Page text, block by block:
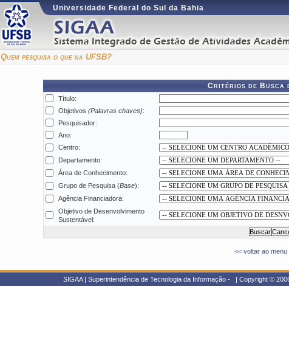
Universidade Federal do Sul da Bahia
Quem pesquisa o que na UFSB?
Critérios de Busca
Título:
Objetivos (Palavras chaves):
Pesquisador:
Ano:
Centro:
Departamento:
Área de Conhecimento:
Grupo de Pesquisa (Base):
Agência Financiadora:
Objetivo de Desenvolvimento
Sustentável:
<< voltar ao menu
SIGAA | Superintendência de Tecnologia da Informação - | Copyright ©